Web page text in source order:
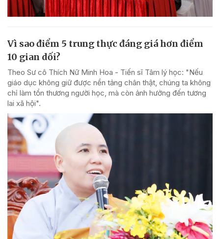
Vì sao điểm 5 trung thực đáng giá hơn điểm
10 gian dối?
Theo Sư cô Thích Nữ Minh Hoa - Tiến sĩ Tâm lý học: "Nếu
giáo dục không giữ được nền tảng chân thật, chúng ta không
chỉ làm tổn thương người học, mà còn ảnh hưởng đến tương
lai xã hội".